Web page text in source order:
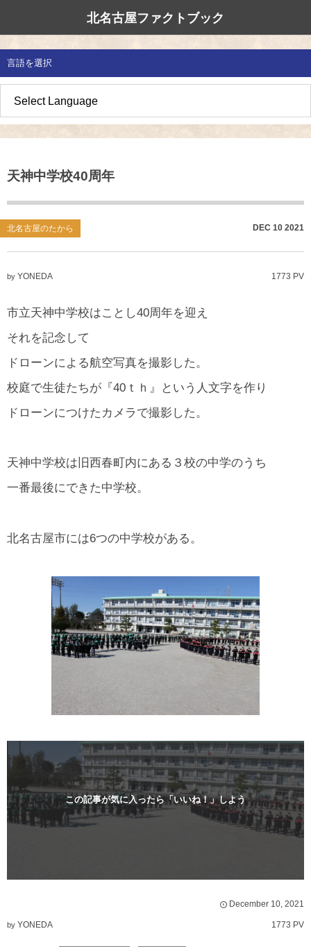
北名古屋ファクトブック
言語を選択
天神中学校40周年
北名古屋のたから DEC 10 2021
by YONEDA 1773 PV
市立天神中学校はことし40周年を迎え
それを記念して
ドローンによる航空写真を撮影した。
校庭で生徒たちが『40ｔｈ』という人文字を作り
ドローンにつけたカメラで撮影した。
天神中学校は旧西春町内にある３校の中学のうち
一番最後にできた中学校。
北名古屋市には6つの中学校がある。
この記事が気に入ったら「いいね！」しよう
December 10 2021
by YONEDA 1773 PV
地域みがき
地域じまん
オススメの場所
イベント・活動紹介 草の根交流
多文化共生社
生活情報
私たちの国際
北名古屋市国際交流協会について
所在地・お問合せ先
愛知県防災・
北名古屋市国際交流協会 会報